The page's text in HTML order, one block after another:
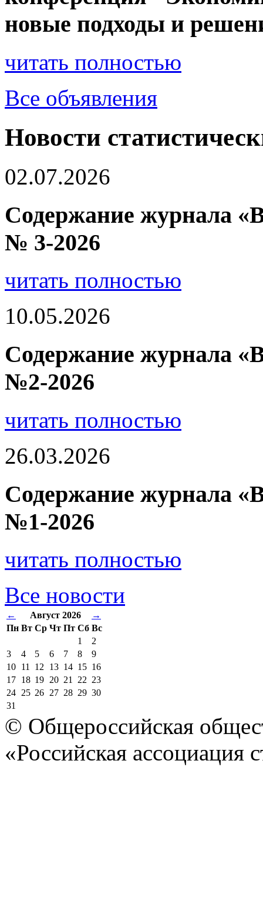
новые подходы и
читать полностью
Все объявления
Новости
02.07.2026
Содержание журнала
№ 3-2026
читать полностью
10.05.2026
Содержание журнала
№2-2026
читать полностью
26.03.2026
Содержание журнала
№1-2026
читать полностью
Все новости
← Август 2026
→
Пн Вт Ср Чт Пт Сб Вс
1
2
3
4 5 6 7 8
9
10 11 12 13 14 15 16
17 18 19 20 21 22 23
24 25 26 27 28 29 30
31
© Общероссийская
«Российская ассоциация